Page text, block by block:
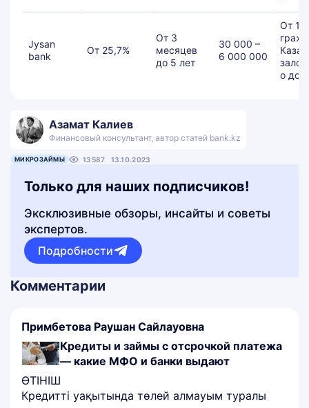
Jysan
bank
От 25,7%
От 3
месяцев
до 5 лет
30 000 –
6 000 000
От 18
о
Азамат Калиев
Финансовый консультант, автор статей bank.kz
МИКРОЗАЙМЫ 13587 13.10.2023
Только для наших подписчиков!
Эксклюзивные обзоры, инсайты и советы
экспертов.
Подробности
Комментарии
Примбетова Раушан Сайлауовна
Кредиты и займы с отсрочкой платежа
— какие МФО и банки выдают
ӨТІНІШ
Кредитті уақытында төлей алмауым туралы